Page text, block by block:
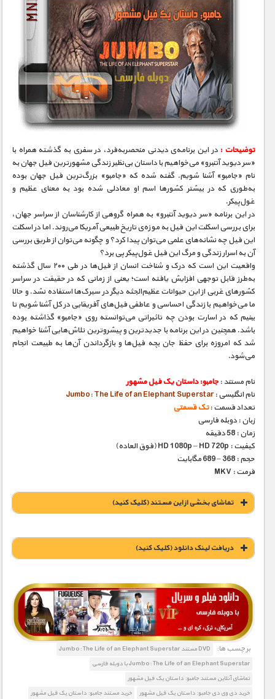
گردشگری
مسابقات / ورزشی
مستند های اختصاصی
توضیحات :در این برنامه‌ی دیدنی منحصربه‌فرد، در سفری به گذشته همراه با
«سر دیوید آتنبرو» می‌خواهیم با داستان بی‌نظیر زندگی مشهورترین فیل جهان به
نام «جامبو» آشنا شویم. گفته شده که «جامبو» بزرگ‌ترین فیل جهان بوده
به‌طوری که در بیشتر کشورها اسم او معادلی شده بود به معنای عظیم و
غول‌پیکر.
در این برنامه «سر دیوید آتنبرو» به همراه گروهی از کارشناسان از سراسر جهان،
برای بررسی اسکلت این فیل به موزه‌ی تاریخ طبیعی آمریکا می‌روند. اما در اسکلت
این فیل چه نشانه‌های علمی می‌توان پیدا کرد؟ و چگونه می‌توان از طریق بررسی
آن به اسرار زندگی و مرگ این فیل غول‌پیکر پی برد؟
واقعیت این است که درک و شناخت انسان از فیل‌ها در طی ۲۰۰ سال گذشته
به‌طرز قابل توجهی افزایش یافته است؛ یعنی از زمانی که در حقیقت در سراسر
کشورهای غربی از این حیوانات عظیم‌الجثه دیگر در سیرک‌ها استفاده نشد. و حالا
ما می‌خواهیم با زندگی احساسی و عاطفی فیل‌های آفریقایی در کل آشنا شویم تا
ببنیم که در اسارت بودن چه تاثیراتی می‌توانسته روی «جامبو» گذاشته بوده
باشد. همچنین در این برنامه با جدیدترین و پیشروترین تلاش‌هایی آشنا خواهیم
شد که امروزه برای حفظ جان بچه فیل‌ها و بازگرداندن آن‌ها به طبیعت انجام
می‌شود.
نام مستند : جامبو: داستان یک فیل مشهور‎
نام انگلیسی :Jumbo: The Life of an Elephant Superstar
تعداد قسمت :تک قسمتی
زبان : دوبله فارسی
زمان : 58 دقیقه
کیفیت : HD 1080p – HD 720p (فوق العاده)
حجم : 368 – 689 مگابایت
فرمت : MKV
تماشای بخشی از این مستند (کلیک کنید)
دریافت لينک دانلود (کليک کنيد)
1900 تومان – خريد لينک دانلود (افزودن به سبد خريد)
برچسب ها:
DVD مستند Jumbo: The Life of an Elephant Superstar
Jumbo: The Life of an Elephant Superstar با دوبله فارسی
تماشای آنلاین مستند جامبو: داستان یک فیل مشهور‎
خرید دی وی دی جامبو: داستان یک فیل مشهور‎
خرید مستند جامبو: داستان یک فیل مشهور‎